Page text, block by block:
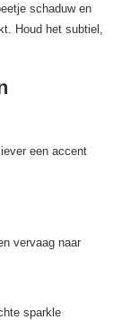
schaduw en
Houd het subtiel,
een accent
vervaag naar
sparkle